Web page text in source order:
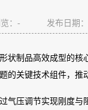
： - 发布日期
状制品高效成型的核
的关键技术组件，推
气压调节实现刚度